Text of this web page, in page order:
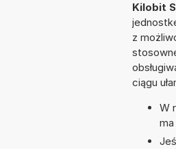
Kilobit
z
ciągu
W